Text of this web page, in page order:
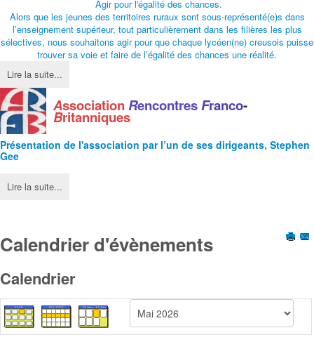
Agir pour l'égalité des chances.
Alors que les jeunes des territoires ruraux sont sous-représenté(e)s dans
l’enseignement supérieur, tout particulièrement dans les filières les plus
sélectives, nous souhaitons agir pour que chaque lycéen(ne) creusois puisse
trouver sa voie et faire de l’égalité des chances une réalité.
Lire la suite...
AssociationRencontresFranco-
Britanniques
Présentation de l'association par l’un de ses dirigeants, Stephen
Gee
Lire la suite...
Calendrier d'évènements
Calendrier